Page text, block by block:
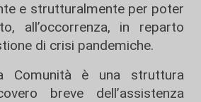
e strutturalmente per poter
all’occorrenza, in reparto
di crisi pandemiche.
Comunità è una struttura
breve dell’assistenza